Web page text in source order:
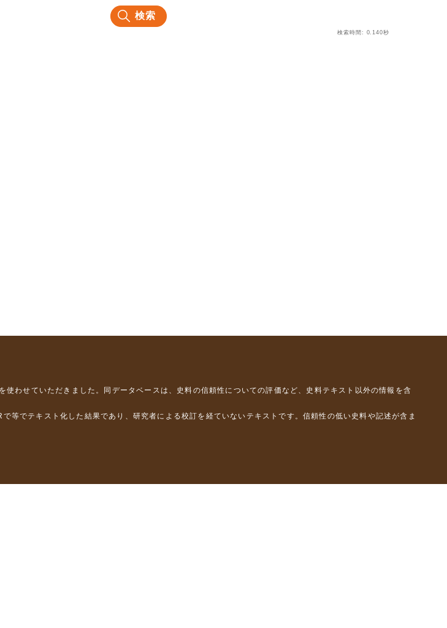
検索
検索時間: 0.140秒
使わせていただきました。同データベースは、史料の信頼性についての評価など、史料テキスト以外の情報を含
でテキスト化した結果であり、研究者による校訂を経ていないテキストです。信頼性の低い史料や記述が含ま